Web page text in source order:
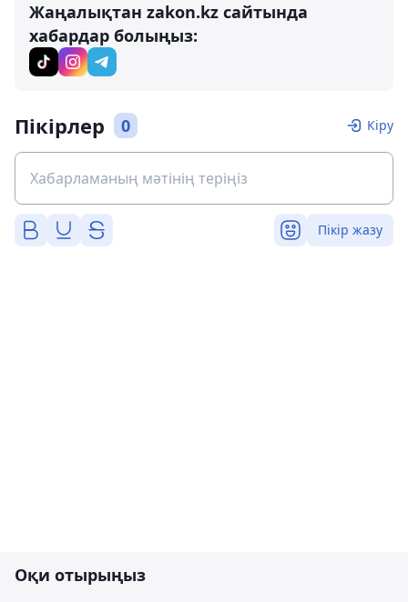
Жаңалықтан zakon.kz сайтында
хабардар болыңыз:
Пікірлер 0 Кіру
Пікір жазу
Оқи отырыңыз